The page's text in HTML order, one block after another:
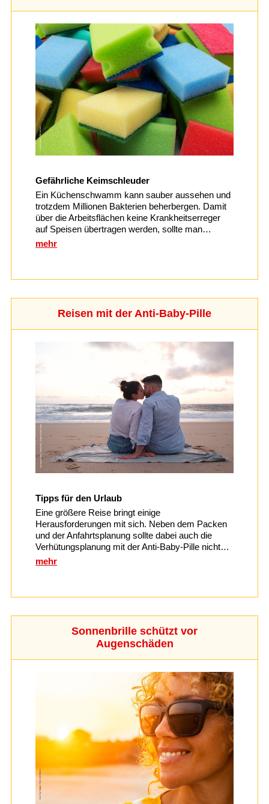
Gefährliche Keimschleuder
Ein Küchenschwamm kann sauber aussehen und
trotzdem Millionen Bakterien beherbergen. Damit
über die Arbeitsflächen keine Krankheitserreger
auf Speisen übertragen werden, sollte man…
mehr
Reisen mit der Anti-Baby-Pille
Tipps für den Urlaub
Eine größere Reise bringt einige
Herausforderungen mit sich. Neben dem Packen
und der Anfahrtsplanung sollte dabei auch die
Verhütungsplanung mit der Anti-Baby-Pille nicht…
mehr
Sonnenbrille schützt vor
Augenschäden